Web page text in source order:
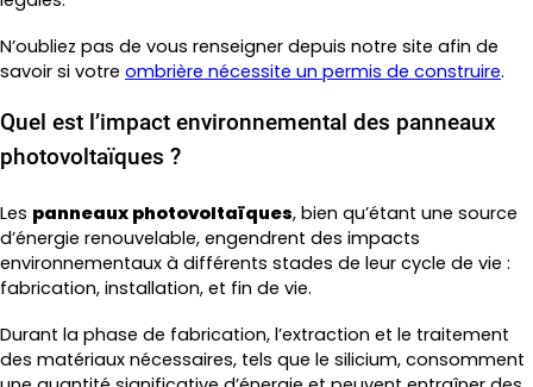
N’oubliez pas de vous renseigner depuis notre site afin de
savoir si votre ombrière nécessite un permis de construire.
Quel est l’impact environnemental des panneaux
photovoltaïques ?
Les panneaux photovoltaïques, bien qu’étant une source
d’énergie renouvelable, engendrent des impacts
environnementaux à différents stades de leur cycle de vie :
fabrication, installation, et fin de vie.
Durant la phase de fabrication, l’extraction et le traitement
des matériaux nécessaires, tels que le silicium, consomment